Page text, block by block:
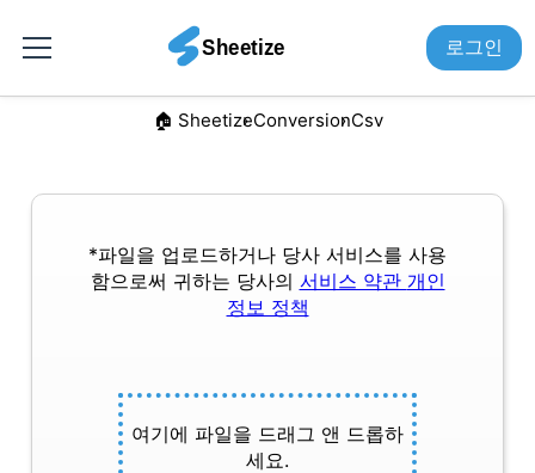
로그인
🏠︎ SheetizeConversionCsv
*파일을 업로드하거나 당사 서비스를 사용
함으로써 귀하는 당사의 서비스 약관 개인
정보 정책
여기에 파일을 드래그 앤 드롭하
세요.